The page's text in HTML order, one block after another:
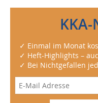
✓ Einmal im Monat
✓ Heft-Highlights –
✓ Bei Nichtgefallen